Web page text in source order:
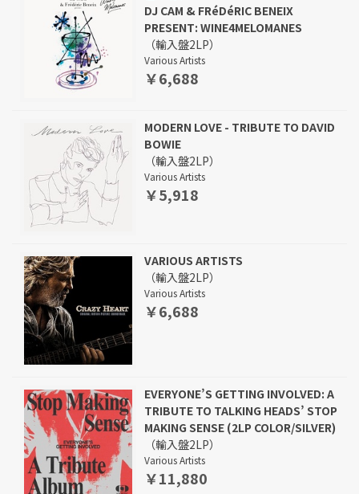
DJ CAM & FRéDéRIC BENEIX
PRESENT: WINE4MELOMANES
（輸入盤2LP）
Various Artists
￥6,688
MODERN LOVE - TRIBUTE TO DAVID
BOWIE
（輸入盤2LP）
Various Artists
￥5,918
VARIOUS ARTISTS
（輸入盤2LP）
Various Artists
￥6,688
EVERYONE’S GETTING INVOLVED: A
TRIBUTE TO TALKING HEADS’ STOP
MAKING SENSE (2LP COLOR/SILVER)
（輸入盤2LP）
Various Artists
￥11,880